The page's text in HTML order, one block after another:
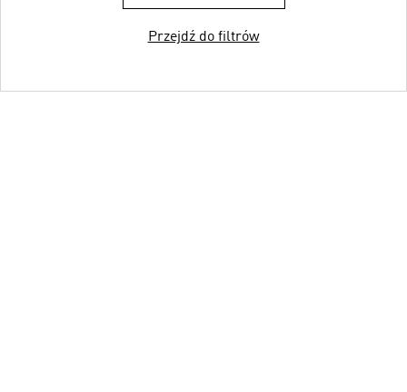
Przejdź do filtrów